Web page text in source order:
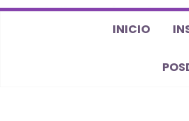
INICIO